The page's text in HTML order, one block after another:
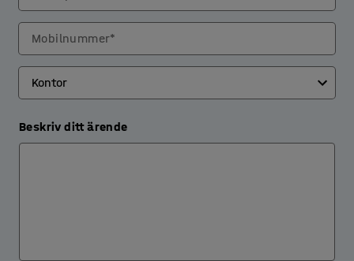
Mobilnummer*
Beskriv ditt ärende